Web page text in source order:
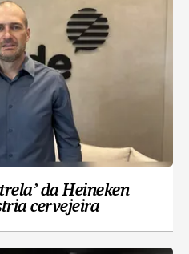
da Heineken
cervejeira